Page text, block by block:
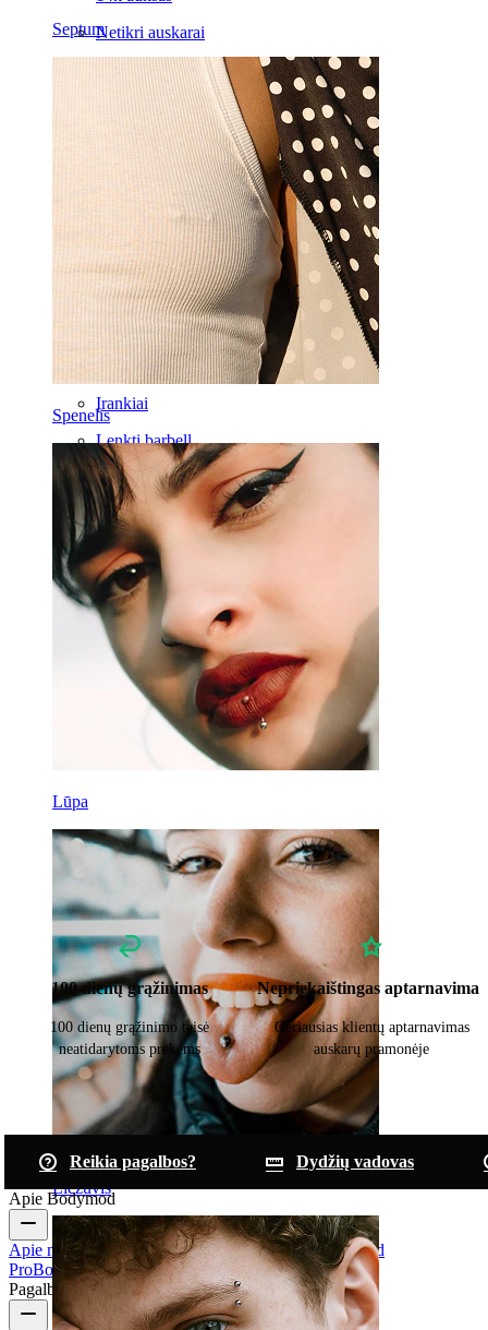
Septum
Spenelis
Lūpa
Liežuvis
Netikri auskarai
Labret
Liežuvis
Nosis
Tragus
Barbell
Rook
Daith
Pasagos formos
Žiediniai
Įrankiai
Lenkti barbell
Ausies kaušelis
Titanas
100 dienų grąžinimas
100 dienų grąžinimo teisė
neatidarytoms prekėms
Nepriekaištingas aptarnavimas
Geriausias klientų aptarnavimas
auskarų pramonėje
Reikia pagalbos?
Dydžių vadovas
Apie Bodymod
Apie musBlog Taisyklės ir sąlygosSusisiekiteBodymod
ProBodymod CreatorsBodymod atsiliepimai
Pagalba ir informacija